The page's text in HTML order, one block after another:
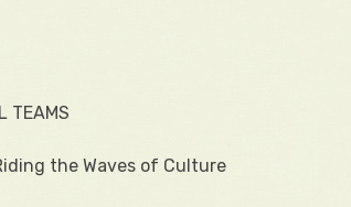
TEAMS
the Waves of Culture